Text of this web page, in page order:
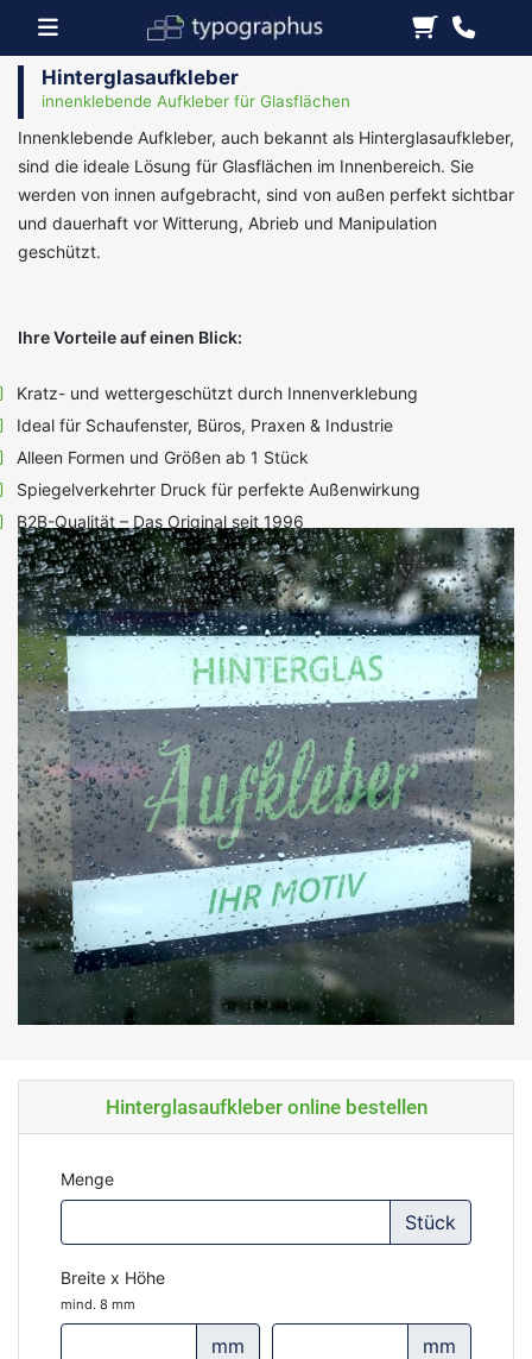
Hinterglasaufkleber
innenklebende Aufkleber für Glasflächen
Innenklebende Aufkleber, auch bekannt als Hinterglasaufkleber,
sind die ideale Lösung für Glasflächen im Innenbereich. Sie
werden von innen aufgebracht, sind von außen perfekt sichtbar
und dauerhaft vor Witterung, Abrieb und Manipulation
geschützt.
Ihre Vorteile auf einen Blick:
Kratz- und wettergeschützt durch Innenverklebung
Ideal für Schaufenster, Büros, Praxen & Industrie
Alleen Formen und Größen ab 1 Stück
Spiegelverkehrter Druck für perfekte Außenwirkung
B2B-Qualität – Das Original seit 1996
Hinterglasaufkleber online bestellen
Menge
Stück
Breite x Höhe
mind. 8 mm
mm mm